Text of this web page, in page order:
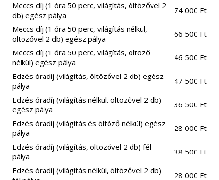
Meccs díj (1 óra 50 perc, világítás, öltözővel 2
db) egész pálya
74 000 Ft
Meccs díj (1 óra 50 perc, világítás nélkül,
öltözővel 2 db) egész pálya
66 500 Ft
Meccs díj (1 óra 50 perc, világítás, öltöző
nélkül) egész pálya
46 500 Ft
Edzés óradíj (világítás, öltözővel 2 db) egész
pálya
47 500 Ft
Edzés óradíj (világítás nélkül, öltözővel 2 db)
egész pálya
36 500 Ft
Edzés óradíj (világítás és öltöző nélkül) egész
pálya
28 000 Ft
Edzés óradíj (világítás, öltözővel 2 db) fél
pálya
38 500 Ft
Edzés óradíj (világítás nélkül, öltözővel 2 db)
28 000 Ft